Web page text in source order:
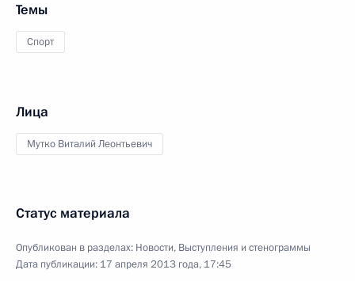
Темы
Спорт
Лица
Мутко Виталий Леонтьевич
Статус материала
Опубликован в разделах: Новости, Выступления и стенограммы
Дата публикации: 17 апреля 2013 года, 17:45